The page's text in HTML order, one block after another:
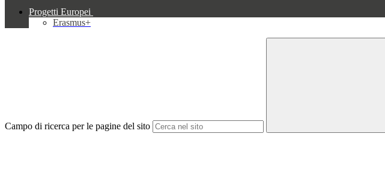
Progetti Europei
Erasmus+
Campo di ricerca per le pagine del sito